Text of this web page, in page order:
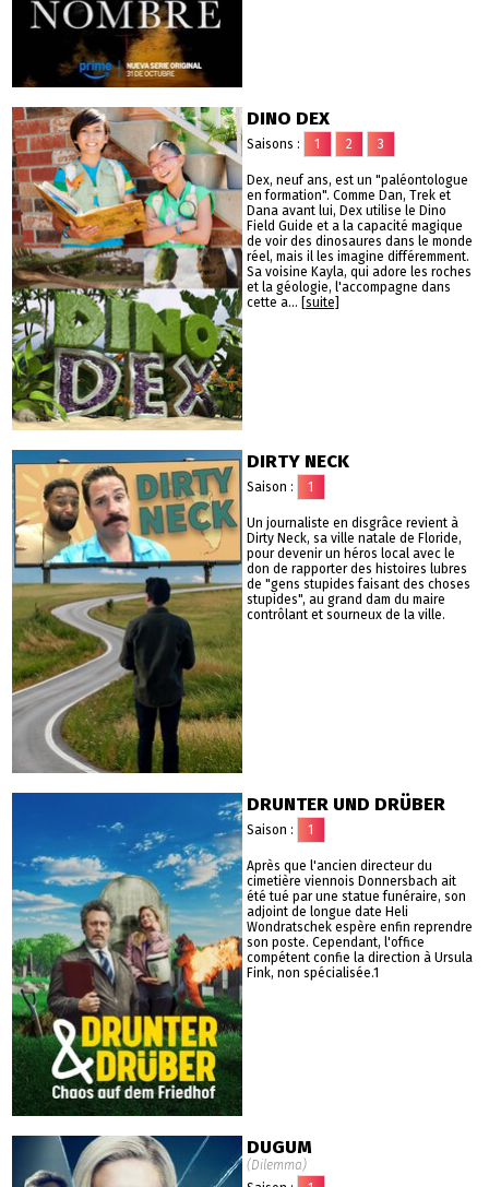
DINO DEX
Saisons : 1 2 3
Dex, neuf ans, est un "paléontologue
en formation". Comme Dan, Trek et
Dana avant lui, Dex utilise le Dino
Field Guide et a la capacité magique
de voir des dinosaures dans le monde
réel, mais il les imagine différemment.
Sa voisine Kayla, qui adore les roches
et la géologie, l'accompagne dans
cette a... [suite]
DIRTY NECK
Saison : 1
Un journaliste en disgrâce revient à
Dirty Neck, sa ville natale de Floride,
pour devenir un héros local avec le
don de rapporter des histoires lubres
de "gens stupides faisant des choses
stupides", au grand dam du maire
contrôlant et sourneux de la ville.
DRUNTER UND DRÜBER
Saison : 1
Après que l'ancien directeur du
cimetière viennois Donnersbach ait
été tué par une statue funéraire, son
adjoint de longue date Heli
Wondratschek espère enfin reprendre
son poste. Cependant, l'office
compétent confie la direction à Ursula
Fink, non spécialisée.1
DUGUM
(Dilemma)